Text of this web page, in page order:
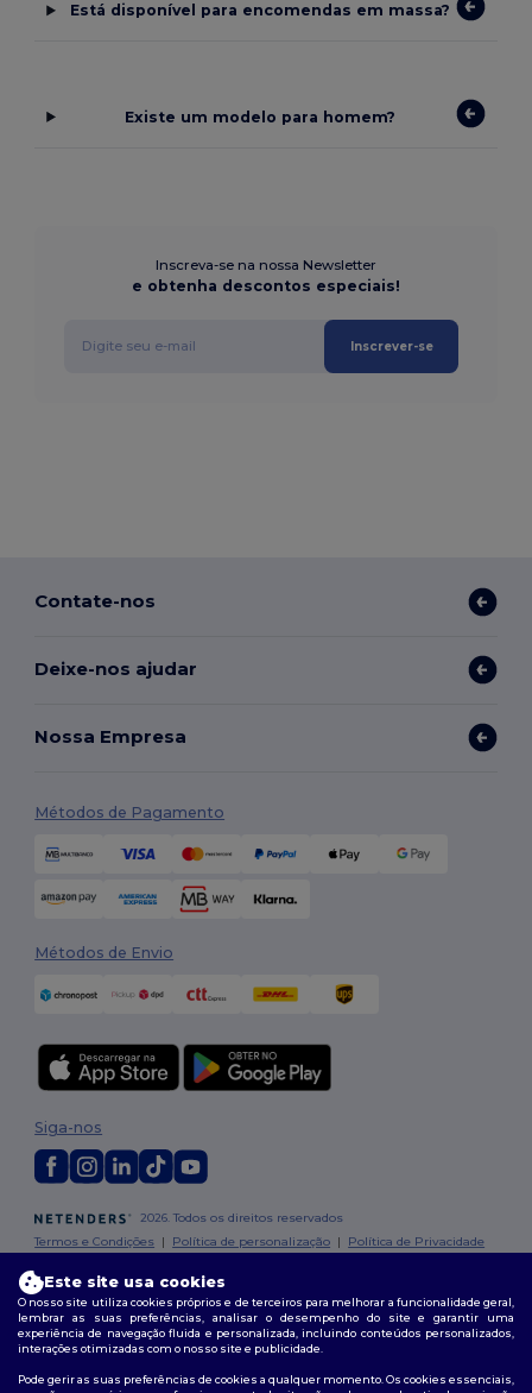
Está disponível para encomendas em massa?
Existe um modelo para homem?
Inscreva-se na nossa Newsletter
e obtenha descontos especiais!
Inscrever-se
Contate-nos
Deixe-nos ajudar
Nossa Empresa
Métodos de Pagamento
Métodos de Envio
2026. Todos os direitos reservados
Termos e Condições | Política de personalização | Política de Privacidade
Siga-nos
Este site usa cookies
O nosso site utiliza cookies próprios e de terceiros para melhorar a funcionalidade geral,
lembrar as suas preferências, analisar o desempenho do site e garantir uma
experiência de navegação fluida e personalizada, incluindo conteúdos personalizados,
interações otimizadas com o nosso site e publicidade.
Pode gerir as suas preferências de cookies a qualquer momento. Os cookies essenciais,